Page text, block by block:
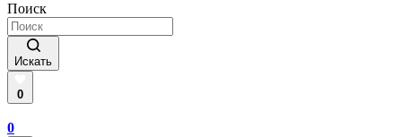
Поиск
Искать
0
0